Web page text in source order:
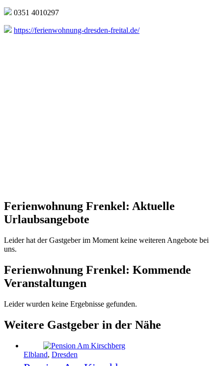
0351 4010297
https://ferienwohnung-dresden-freital.de/
Ferienwohnung Frenkel: Aktuelle
Urlaubsangebote
Leider hat der Gastgeber im Moment keine weiteren Angebote bei
uns.
Ferienwohnung Frenkel: Kommende
Veranstaltungen
Leider wurden keine Ergebnisse gefunden.
Weitere Gastgeber in der Nähe
Elbland, Dresden